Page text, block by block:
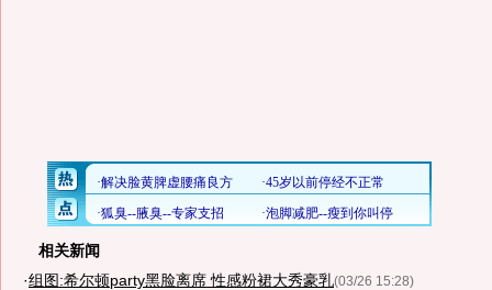
相关新闻
·组图:希尔顿party黑脸离席 性感粉裙大秀豪乳(03/26 15:28)